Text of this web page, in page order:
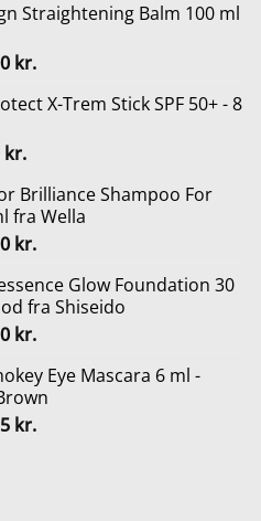
Straightening Balm 100 ml
kr..
kr.Den
pris
X-Trem Stick SPF 50+ - 8
kr..
kr.Den
pris
er:
97,50 kr..
Brilliance Shampoo For
fra Wella
kr..
kr.Den
pris
er:
119,00 kr..
Glow Foundation 30
fra Shiseido
kr..
kr.Den
pris
er:
390,00 kr..
Eye Mascara 6 ml -
kr.Den